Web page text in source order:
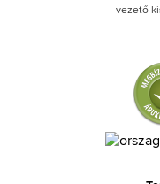
vezető